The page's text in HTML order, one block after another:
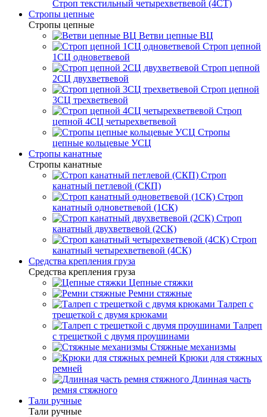
Строп текстильный четырехветвевой (4СТ)
Стропы цепные
Стропы цепные
Ветви цепные ВЦ
Строп цепной
1СЦ одноветвевой
Строп цепной
2СЦ двухветвевой
Строп цепной
3СЦ трехветвевой
Строп
цепной 4СЦ четырехветвевой
Стропы
цепные кольцевые УСЦ
Стропы канатные
Стропы канатные
Строп
канатный петлевой (СКП)
Строп
канатный одноветвевой (1СК)
Строп
канатный двухветвевой (2СК)
Строп
канатный четырехветвевой (4СК)
Средства крепления груза
Средства крепления груза
Цепные стяжки
Ремни стяжные
Талреп с
трещеткой с двумя крюками
Талреп
с трещеткой с двумя проушинами
Стяжные механизмы
Крюки для стяжных
ремней
Длинная часть
ремня стяжного
Тали ручные
Тали ручные